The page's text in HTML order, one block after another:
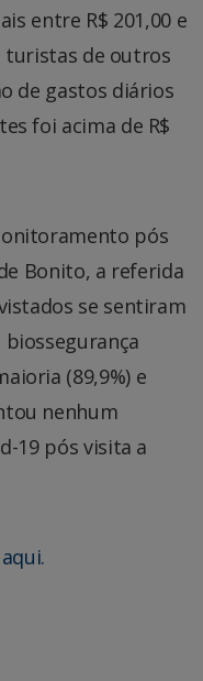
entre R$ 201,00 e
turistas de outros
de gastos diários
foi acima de R$
pós
Bonito, a referida
se sentiram
(89,9%) e
nenhum
19 pós visita a
aqui.